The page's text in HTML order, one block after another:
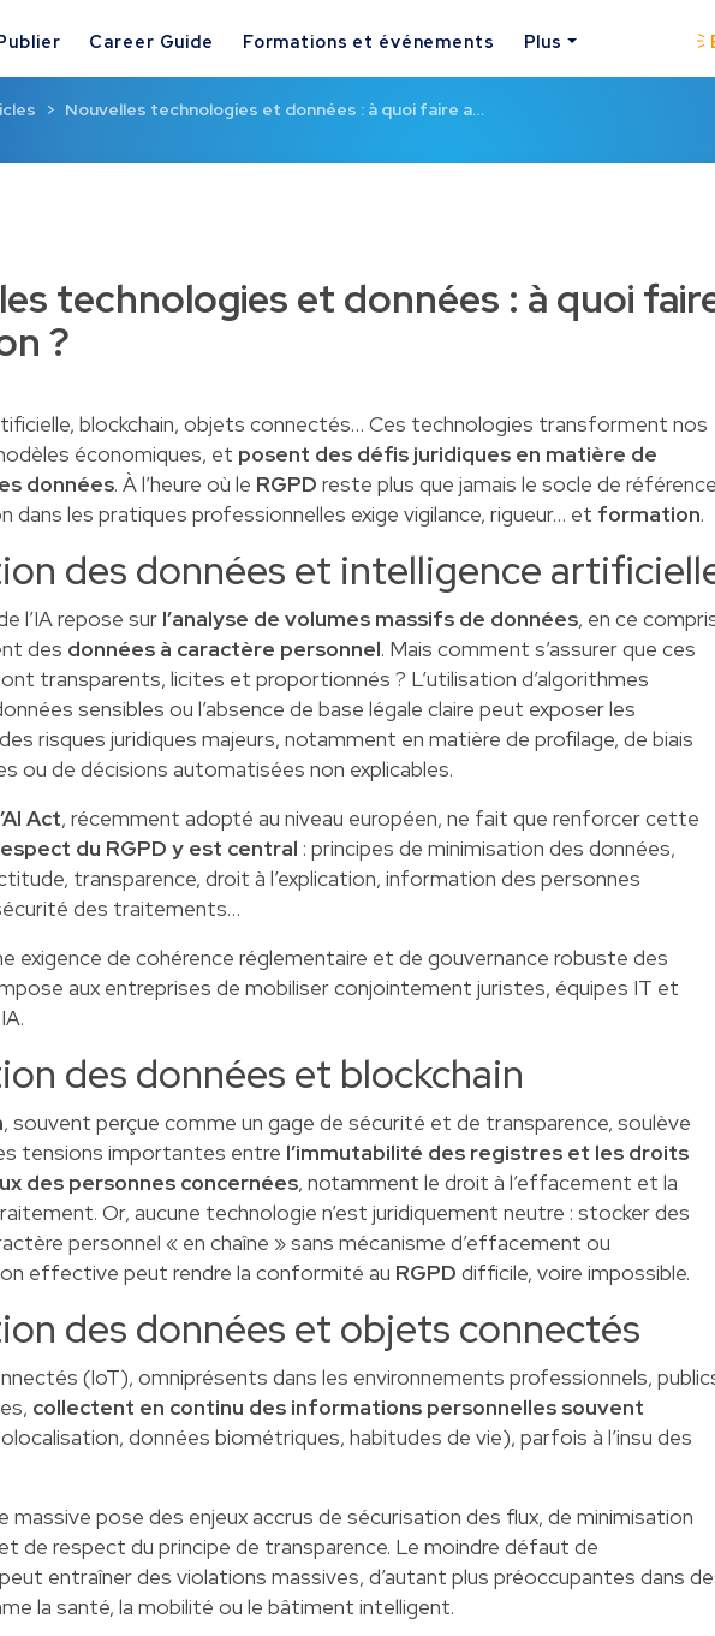
Career Guide Formations et événements Plus
Nouvelles technologies et données : à quoi faire a…
technologies et données : à quoi
?
blockchain, objets connectés… Ces technologies transforment nos
économiques, et posent des défis juridiques en matière de
données. À l’heure où le RGPD reste plus que jamais le socle de
dans les pratiques professionnelles exige vigilance, rigueur… et formation.
des données et intelligence
l’IA repose sur l’analyse de volumes massifs de données, en ce
des données à caractère personnel. Mais comment s’assurer que ces
transparents, licites et proportionnés ? L’utilisation d’algorithmes
sensibles ou l’absence de base légale claire peut exposer les
risques juridiques majeurs, notamment en matière de profilage, de biais
ou de décisions automatisées non explicables.
Act, récemment adopté au niveau européen, ne fait que renforcer cette
du RGPD y est central : principes de minimisation des données,
transparence, droit à l’explication, information des personnes
des traitements…
exigence de cohérence réglementaire et de gouvernance robuste des
aux entreprises de mobiliser conjointement juristes, équipes IT et
des données et blockchain
, souvent perçue comme un gage de sécurité et de transparence, soulève
tensions importantes entre l’immutabilité des registres et les droits
des personnes concernées, notamment le droit à l’effacement et la
Or, aucune technologie n’est juridiquement neutre : stocker des
personnel « en chaîne » sans mécanisme d’effacement ou
effective peut rendre la conformité au RGPD difficile, voire impossible.
des données et objets connectés
(IoT), omniprésents dans les environnements professionnels,
collectent en continu des informations personnelles souvent
données biométriques, habitudes de vie), parfois à l’insu des
pose des enjeux accrus de sécurisation des flux, de minimisation
de respect du principe de transparence. Le moindre défaut de
entraîner des violations massives, d’autant plus préoccupantes dans
la santé, la mobilité ou le bâtiment intelligent.